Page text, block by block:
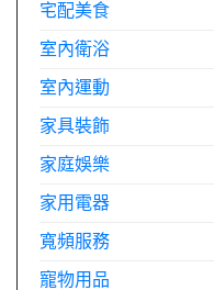
宅配美食
室內衛浴
室內運動
家具裝飾
家庭娛樂
家用電器
寬頻服務
寵物用品